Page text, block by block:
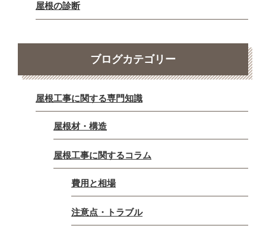
屋根の診断
ブログカテゴリー
屋根工事に関する専門知識
屋根材・構造
屋根工事に関するコラム
費用と相場
注意点・トラブル